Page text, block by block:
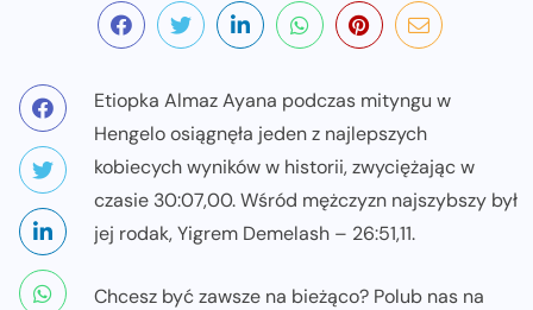
Etiopka Almaz Ayana podczas mityngu w
Hengelo osiągnęła jeden z najlepszych
kobiecych wyników w historii, zwyciężając w
czasie 30:07,00. Wśród mężczyzn najszybszy był
jej rodak, Yigrem Demelash – 26:51,11.
Chcesz być zawsze na bieżąco? Polub nas na